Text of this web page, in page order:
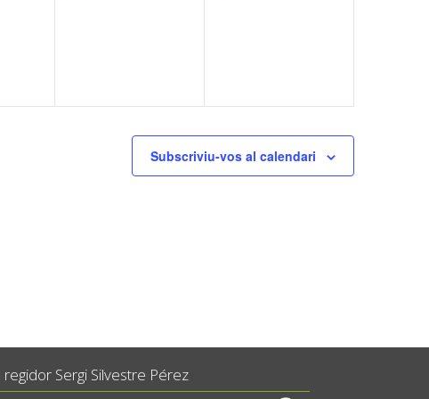
Subscriviu-vos al calendari
Sergi Silvestre Pérez